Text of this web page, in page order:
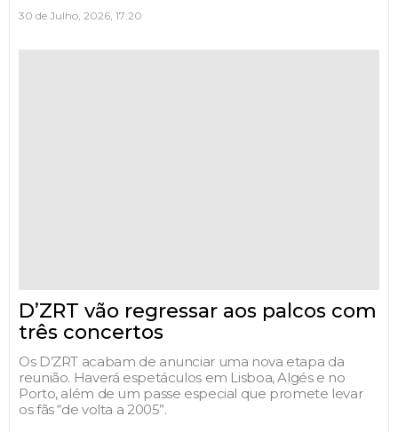
30 de Julho, 2026, 17:20
D’ZRT vão regressar aos palcos com
três concertos
Os D’ZRT acabam de anunciar uma nova etapa da
reunião. Haverá espetáculos em Lisboa, Algés e no
Porto, além de um passe especial que promete levar
os fãs “de volta a 2005”.